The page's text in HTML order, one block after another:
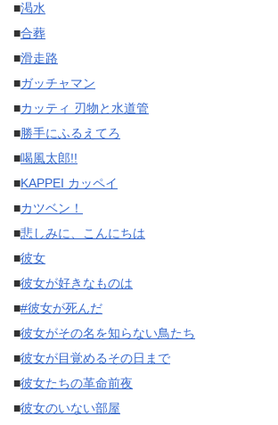
■渇水
■合葬
■滑走路
■ガッチャマン
■カッティ 刃物と水道管
■勝手にふるえてろ
■喝風太郎!!
■KAPPEI カッペイ
■カツベン！
■悲しみに、こんにちは
■彼女
■彼女が好きなものは
■#彼女が死んだ
■彼女がその名を知らない鳥たち
■彼女が目覚めるその日まで
■彼女たちの革命前夜
■彼女のいない部屋